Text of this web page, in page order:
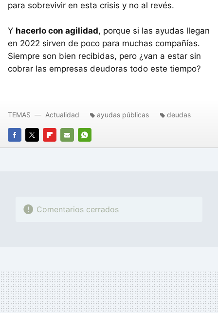
para sobrevivir en esta crisis y no al revés.
Y hacerlo con agilidad, porque si las ayudas llegan
en 2022 sirven de poco para muchas compañías.
Siempre son bien recibidas, pero ¿van a estar sin
cobrar las empresas deudoras todo este tiempo?
FACEBOOK
TWITTERFLIPBOARD
E-
WHATSAPP
TEMAS Actualidad ayudas públicas deudas
Comentarios cerrados